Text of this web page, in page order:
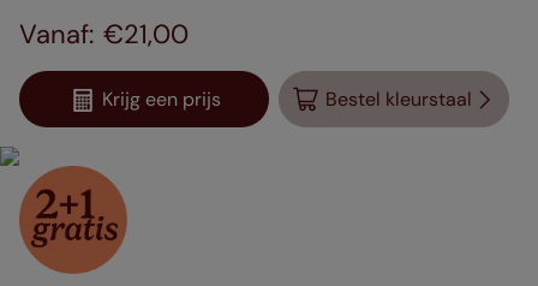
€21,00
Krijg een prijs Bestel kleurstaal